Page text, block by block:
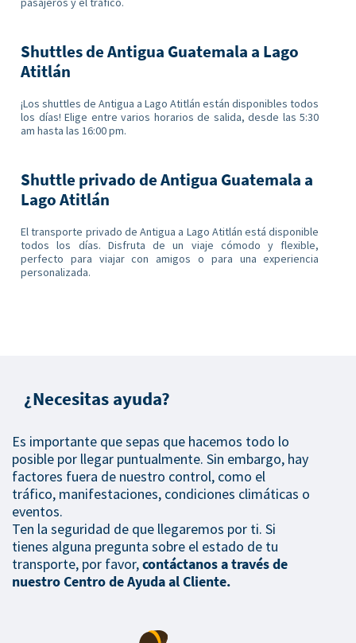
Shuttles de Antigua Guatemala a Lago
Atitlán
¡Los shuttles de Antigua a Lago Atitlán están disponibles todos
los días! Elige entre varios horarios de salida, desde las 5:30
am hasta las 16:00 pm.
Shuttle privado de Antigua Guatemala a
Lago Atitlán
El transporte privado de Antigua a Lago Atitlán está disponible
todos los días. Disfruta de un viaje cómodo y flexible,
perfecto para viajar con amigos o para una experiencia
personalizada.
¿Necesitas ayuda?
Es importante que sepas que hacemos todo lo
posible por llegar puntualmente. Sin embargo, hay
factores fuera de nuestro control, como el
tráfico, manifestaciones, condiciones climáticas o
eventos.
Ten la seguridad de que llegaremos por ti. Si
tienes alguna pregunta sobre el estado de tu
transporte, por favor,contáctanos a través de
nuestro Centro de Ayuda al Cliente.